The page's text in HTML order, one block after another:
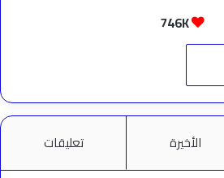
746K
الأخيرة تعليقات